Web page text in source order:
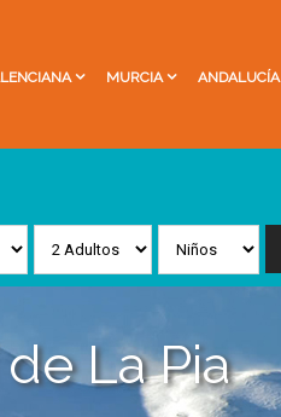
MURCIA ANDALUCÍA
La Pia